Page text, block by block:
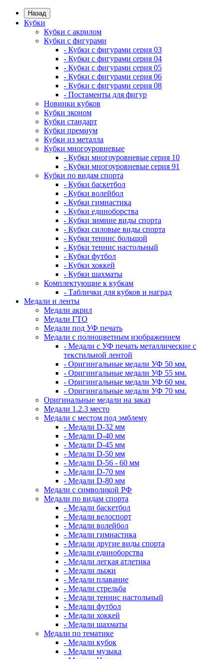
Назад
Кубки
Кубки с акрилом
Кубки с фигурами
- Кубки с фигурами серия 03
- Кубки с фигурами серия 04
- Кубки с фигурами серия 05
- Кубки с фигурами серия 06
- Кубки с фигурами серия 08
- Постаменты для фигур
Новинки кубков
Кубки эконом
Кубки стандарт
Кубки премиум
Кубки из металла
Кубки многоуровневые
- Кубки многоуровневые серия 10
- Кубки многоуровневые серия 91
Кубки по видам спорта
- Кубки баскетбол
- Кубки волейбол
- Кубки гимнастика
- Кубки единоборства
- Кубки зимние виды спорта
- Кубки силовые виды спорта
- Кубки теннис большой
- Кубки теннис настольный
- Кубки футбол
- Кубки хоккей
- Кубки шахматы
Комплектующие к кубкам
- Таблички для кубков и наград
Медали и ленты
Медали акрил
Медали ГТО
Медали под УФ печать
Медали с полноцветным изображением
- Медали с УФ печать металлические с
текстильной лентой
- Оригингальные медали УФ 50 мм.
- Оригингальные медали УФ 55 мм.
- Оригингальные медали УФ 60 мм.
- Оригингальные медали УФ 70 мм.
Оригинальные медали на заказ
Медали 1.2.3 место
Медали с местом под эмблему
- Медали D-32 мм
- Медали D-40 мм
- Медали D-45 мм
- Медали D-50 мм
- Медали D-56 - 60 мм
- Медали D-70 мм
- Медали D-80 мм
Медали с символикой РФ
Медали по видам спорта
- Медали баскетбол
- Медали велоспорт
- Медали волейбол
- Медали гимнастика
- Медали другие виды спорта
- Медали единоборства
- Медали легкая атлетика
- Медали лыжи
- Медали плавание
- Медали стрельба
- Медали теннис настольный
- Медали футбол
- Медали хоккей
- Медали шахматы
Медали по тематике
- Медали кубок
- Медали музыка